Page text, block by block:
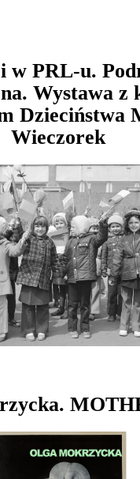
w PRL-u.
Wystawa z
Dzieciństwa
Wieczorek